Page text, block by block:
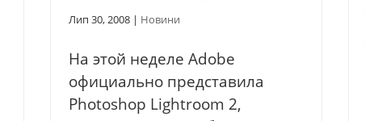
Лип 30, 2008| Новини
На этой неделе Adobe
официально представила
Photoshop Lightroom 2,